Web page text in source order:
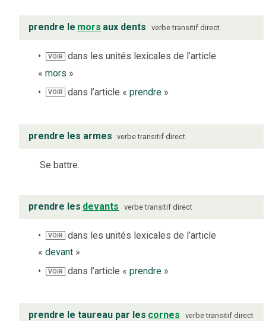
prendre le mors aux dents verbe transitif direct
VOIR
dans les unités lexicales de l’article
« mors »
VOIR dans l’article «prendre »
prendre les armes verbe transitif direct
Se battre.
prendre les devants verbe transitif direct
VOIR
dans les unités lexicales de l’article
« devant »
VOIR dans l’article «prendre »
prendre le taureau par les cornes verbe transitif direct